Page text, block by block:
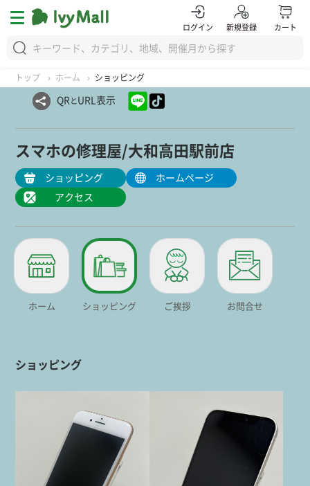
ログイン 新規登録 カート
トップ ホーム ショッピング
QRとURL表示
スマホの修理屋/大和高田駅前店
ショッピング
ホームページ
アクセス
ホーム ショッピング ご挨拶 お問合せ
ショッピング